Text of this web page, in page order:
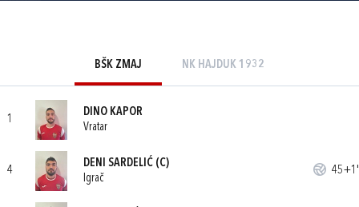
BŠK ZMAJ NK HAJDUK 1932
1
DINO KAPOR
Vratar
4
DENI SARDELIĆ (C)
Igrač
45+1'